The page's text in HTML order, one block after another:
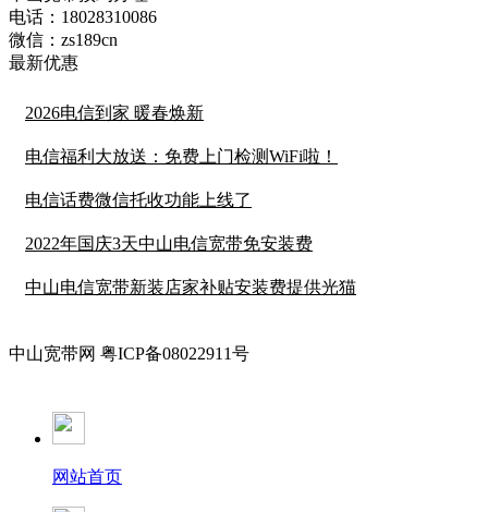
电话： 18028310086
微信： zs189cn
最新优惠
2026电信到家 暖春焕新
电信福利大放送：免费上门检测WiFi啦！
电信话费微信托收功能上线了
2022年国庆3天中山电信宽带免安装费
中山电信宽带新装店家补贴安装费提供光猫
中山宽带网 粤ICP备08022911号
网站首页